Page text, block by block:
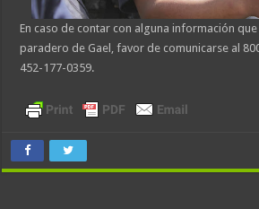
En caso de contar con alguna información
paradero de Gael, favor de comunicarse al
452-177-0359.